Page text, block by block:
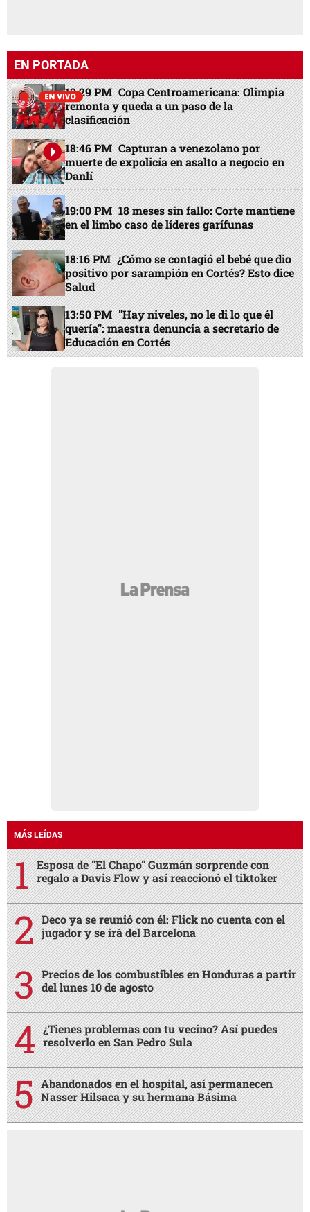
EN PORTADA
13:29 PM Copa Centroamericana: Olimpia
remonta y queda a un paso de la
clasificación
18:46 PM Capturan a venezolano por
muerte de expolicía en asalto a negocio en
Danlí
19:00 PM 18 meses sin fallo: Corte mantiene
en el limbo caso de líderes garífunas
18:16 PM ¿Cómo se contagió el bebé que dio
positivo por sarampión en Cortés? Esto dice
Salud
13:50 PM "Hay niveles, no le di lo que él
quería": maestra denuncia a secretario de
Educación en Cortés
MÁS LEÍDAS
Esposa de "El Chapo" Guzmán sorprende con
regalo a Davis Flow y así reaccionó el tiktoker
Deco ya se reunió con él: Flick no cuenta con el
jugador y se irá del Barcelona
Precios de los combustibles en Honduras a partir
del lunes 10 de agosto
¿Tienes problemas con tu vecino? Así puedes
resolverlo en San Pedro Sula
Abandonados en el hospital, así permanecen
Nasser Hilsaca y su hermana Básima